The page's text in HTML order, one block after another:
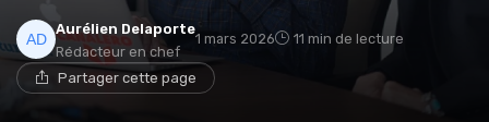
Aurélien Delaporte
Rédacteur en chef
1 mars 2026 11 min de lecture
Partager cette page